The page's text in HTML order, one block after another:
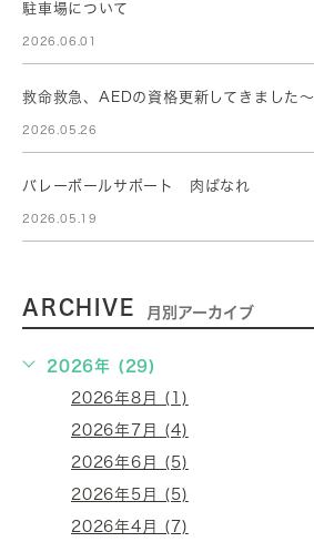
駐車場について
2026.06.01
救命救急、AEDの資格更新してきました～
2026.05.26
バレーボールサポート 肉ばなれ
2026.05.19
ARCHIVE 月別アーカイブ
2026年 (29)
2026年8月 (1)
2026年7月 (4)
2026年6月 (5)
2026年5月 (5)
2026年4月 (7)